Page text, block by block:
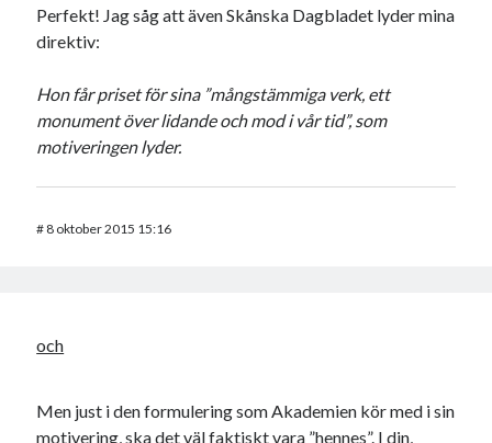
Perfekt! Jag såg att även Skånska Dagbladet lyder mina
direktiv:
Hon får priset för sina ”mångstämmiga verk, ett
monument över lidande och mod i vår tid”, som
motiveringen lyder.
# 8 oktober 2015 15:16
och
Men just i den formulering som Akademien kör med i sin
motivering, ska det väl faktiskt vara ”hennes”. I din,